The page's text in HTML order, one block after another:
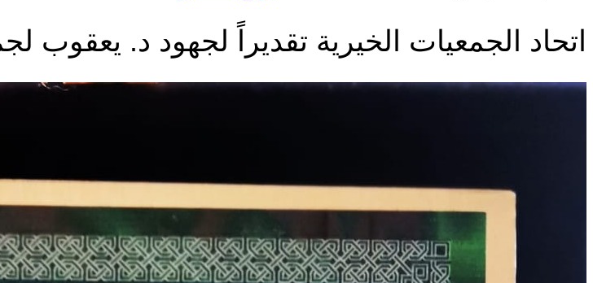
اتحاد الجمعيات الخيرية تقديراً لجهود د. يعقوب